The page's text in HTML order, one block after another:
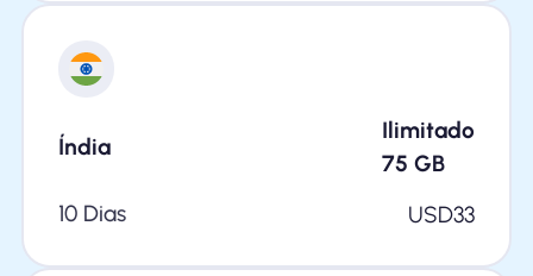
Índia
Ilimitado
75 GB
10 Dias
USD33